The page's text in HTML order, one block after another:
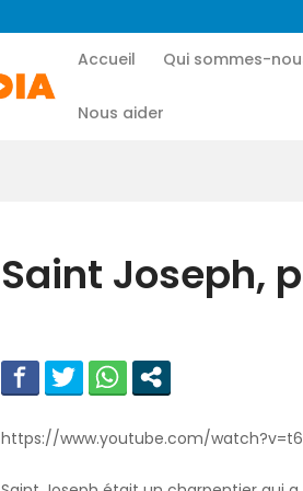
Accueil Qui sommes-
Nous aider
Saint Joseph,
https://www.youtube.com/